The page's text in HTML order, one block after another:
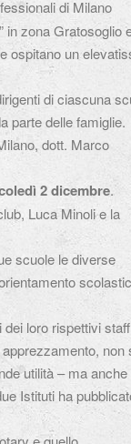
di Milano
in zona Gratosoglio
ospitano un
di ciascuna
parte delle famiglie.
dott. Marco
2 dicembre.
Luca Minoli e la
scuole le diverse
loro rispettivi
non
utilità – ma anche
Istituti ha